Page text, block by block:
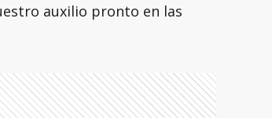
auxilio pronto en las